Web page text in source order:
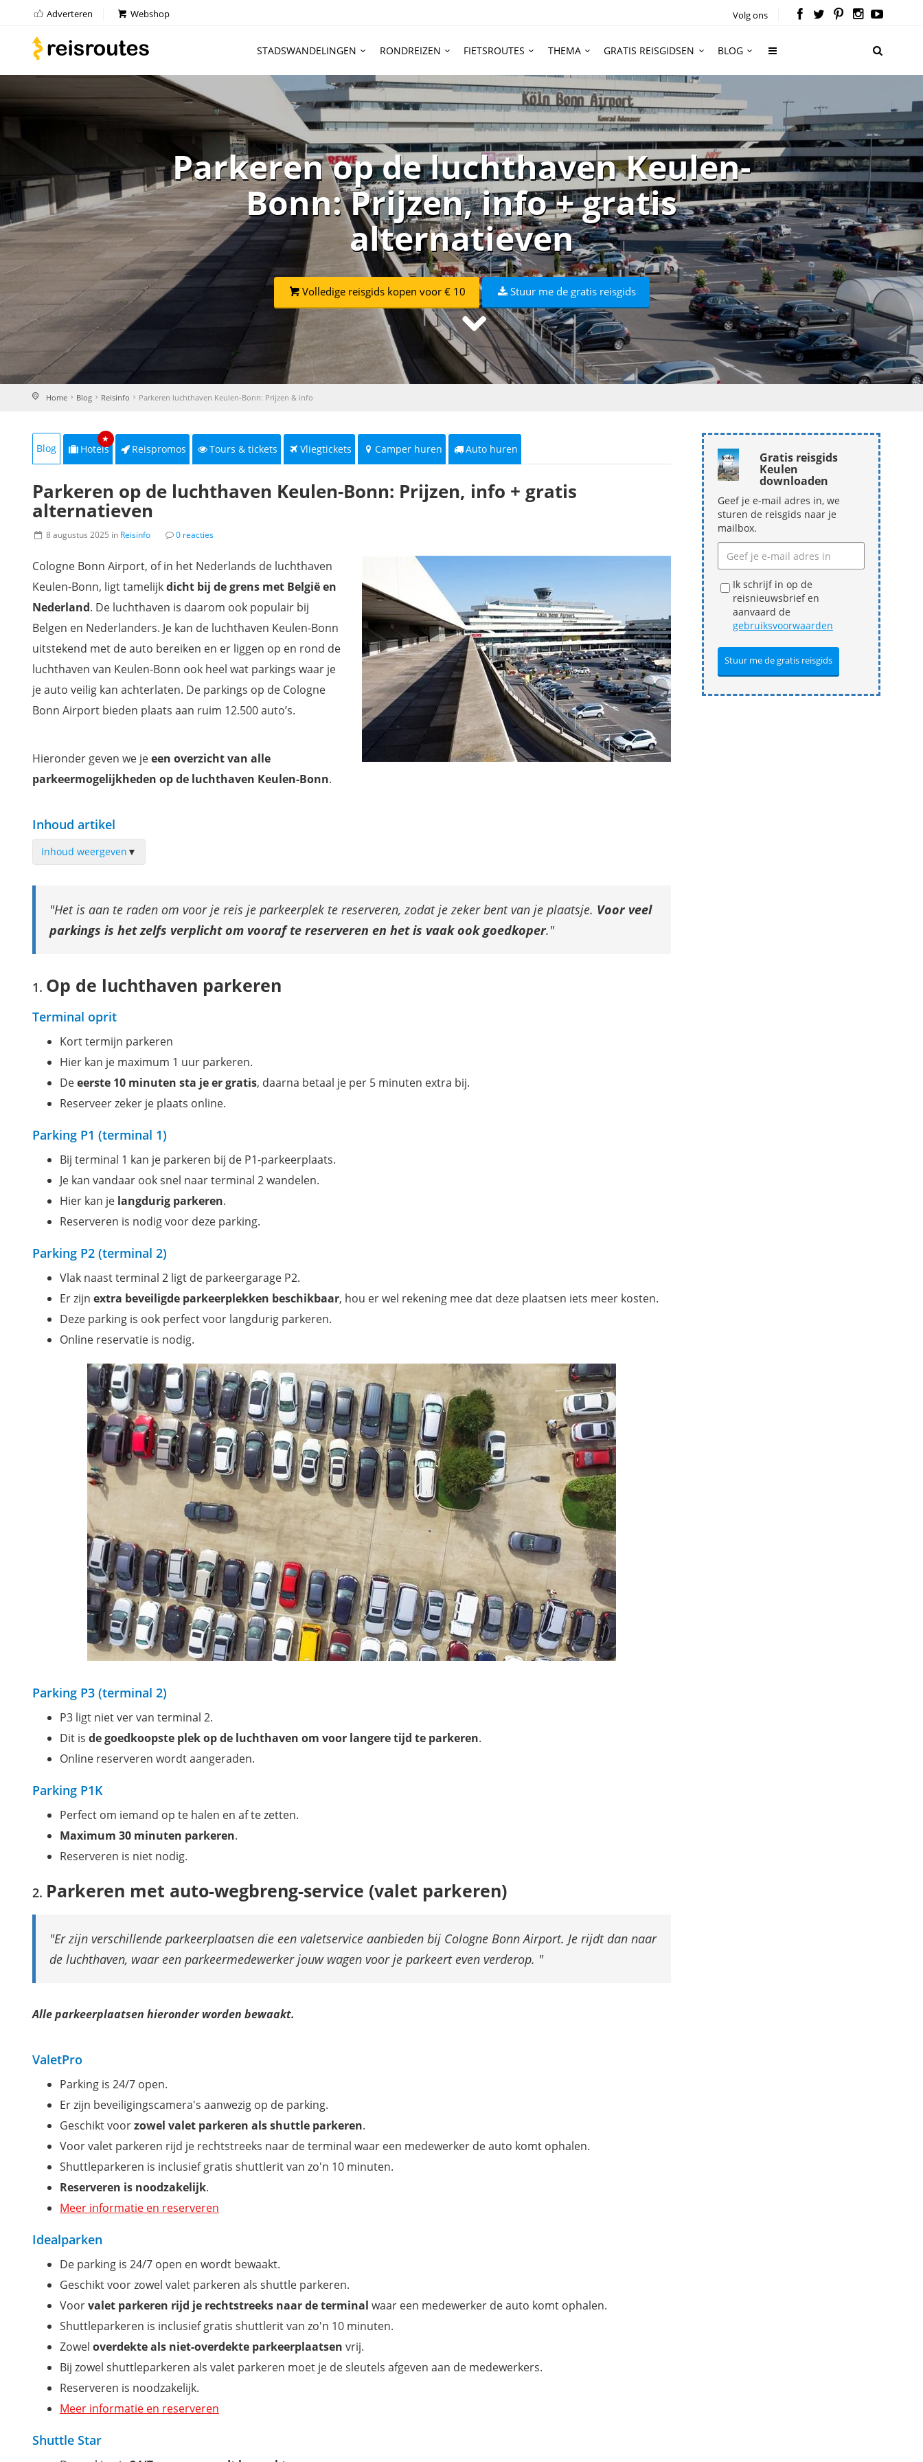
Adverteren Webshop Volg ons
STADSWANDELINGEN RONDREIZEN FIETSROUTES THEMA GRATIS REISGIDSEN BLOG
Parkeren op de luchthaven Keulen-
Bonn: Prijzen, info + gratis
alternatieven
Volledige reisgids kopen voor € 10 Stuur me de gratis reisgids
Home Blog Reisinfo Parkeren luchthaven Keulen-Bonn: Prijzen & info
Blog Hotels
★
Reispromos Tours & tickets Vliegtickets Camper huren Auto huren
Parkeren op de luchthaven Keulen-Bonn: Prijzen, info + gratis
alternatieven
8 augustus 2025 in Reisinfo 0 reacties
Cologne Bonn Airport, of in het Nederlands de luchthaven
Keulen-Bonn, ligt tamelijkdicht bij de grens met België en
Nederland. De luchthaven is daarom ook populair bij
Belgen en Nederlanders. Je kan de luchthaven Keulen-Bonn
uitstekend met de auto bereiken en er liggen op en rond de
luchthaven van Keulen-Bonn ook heel wat parkings waar je
je auto veilig kan achterlaten. De parkings op de Cologne
Bonn Airport bieden plaats aan ruim 12.500 auto’s.
Hieronder geven we jeeen overzicht van alle
parkeermogelijkheden op de luchthaven Keulen-Bonn.
Inhoud artikel
Inhoud weergeven ▼
Op afstand parkeren met een shuttleservice
Park, Sleep & Fly-Hotels bij de luchthaven Keulen-Bonn
Download je gratis stadswandeling Keulen
Het is aan te raden om voor je reis je parkeerplek te reserveren, zodat je zeker bent van je plaatsje. Voor veel
parkings is het zelfs verplicht om vooraf te reserveren en het is vaak ook goedkoper.
Op de luchthaven parkeren
Terminal oprit
Kort termijn parkeren
Hier kan je maximum 1 uur parkeren.
Deeerste 10 minuten sta je er gratis, daarna betaal je per 5 minuten extra bij.
Reserveer zeker je plaats online.
Parking P1 (terminal 1)
Bij terminal 1 kan je parkeren bij de P1-parkeerplaats.
Je kan vandaar ook snel naar terminal 2 wandelen.
Hier kan je langdurig parkeren.
Reserveren is nodig voor deze parking.
Parking P2 (terminal 2)
Vlak naast terminal 2 ligt de parkeergarage P2.
Er zijn extra beveiligde parkeerplekken beschikbaar, hou er wel rekening mee dat deze plaatsen iets meer kosten.
Deze parking is ook perfect voor langdurig parkeren.
Online reservatie is nodig.
Parking P3 (terminal 2)
P3 ligt niet ver van terminal 2.
Dit is de goedkoopste plek op de luchthaven om voor langere tijd te parkeren.
Online reserveren wordt aangeraden.
Parking P1K
Perfect om iemand op te halen en af te zetten.
Maximum 30 minuten parkeren.
Reserveren is niet nodig.
Parkeren met auto-wegbreng-service (valet parkeren)
Er zijn verschillende parkeerplaatsen die een valetservice aanbieden bij Cologne Bonn Airport. Je rijdt dan naar
de luchthaven, waar een parkeermedewerker jouw wagen voor je parkeert even verderop.
Alle parkeerplaatsen hieronder worden bewaakt.
ValetPro
Parking is 24/7 open.
Er zijn beveiligingscamera's aanwezig op de parking.
Geschikt voorzowel valet parkeren als shuttle parkeren.
Voor valet parkeren rijd je rechtstreeks naar de terminal waar een medewerker de auto komt ophalen.
Shuttleparkeren is inclusief gratis shuttlerit van zo'n 10 minuten.
Reserveren is noodzakelijk.
Meer informatie en reserveren
Idealparken
De parking is 24/7 open en wordt bewaakt.
Geschikt voor zowel valet parkeren als shuttle parkeren.
Voorvalet parkeren rijd je rechtstreeks naar de terminal waar een medewerker de auto komt ophalen.
Shuttleparkeren is inclusief gratis shuttlerit van zo'n 10 minuten.
Zowel overdekte als niet-overdekte parkeerplaatsen vrij.
Bij zowel shuttleparkeren als valet parkeren moet je de sleutels afgeven aan de medewerkers.
Reserveren is noodzakelijk.
Meer informatie en reserveren
Shuttle Star
Gratis reisgids
Keulen
downloaden
Geef je e-mail adres in, we
sturen de reisgids naar je
mailbox.
Ik schrijf in op de
reisnieuwsbrief en
aanvaard de
gebruiksvoorwaarden